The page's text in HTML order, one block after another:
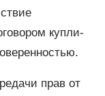
купли-
прав от